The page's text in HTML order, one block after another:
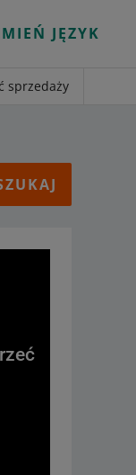
ZMIEŃ JĘZYK
sprzedaży